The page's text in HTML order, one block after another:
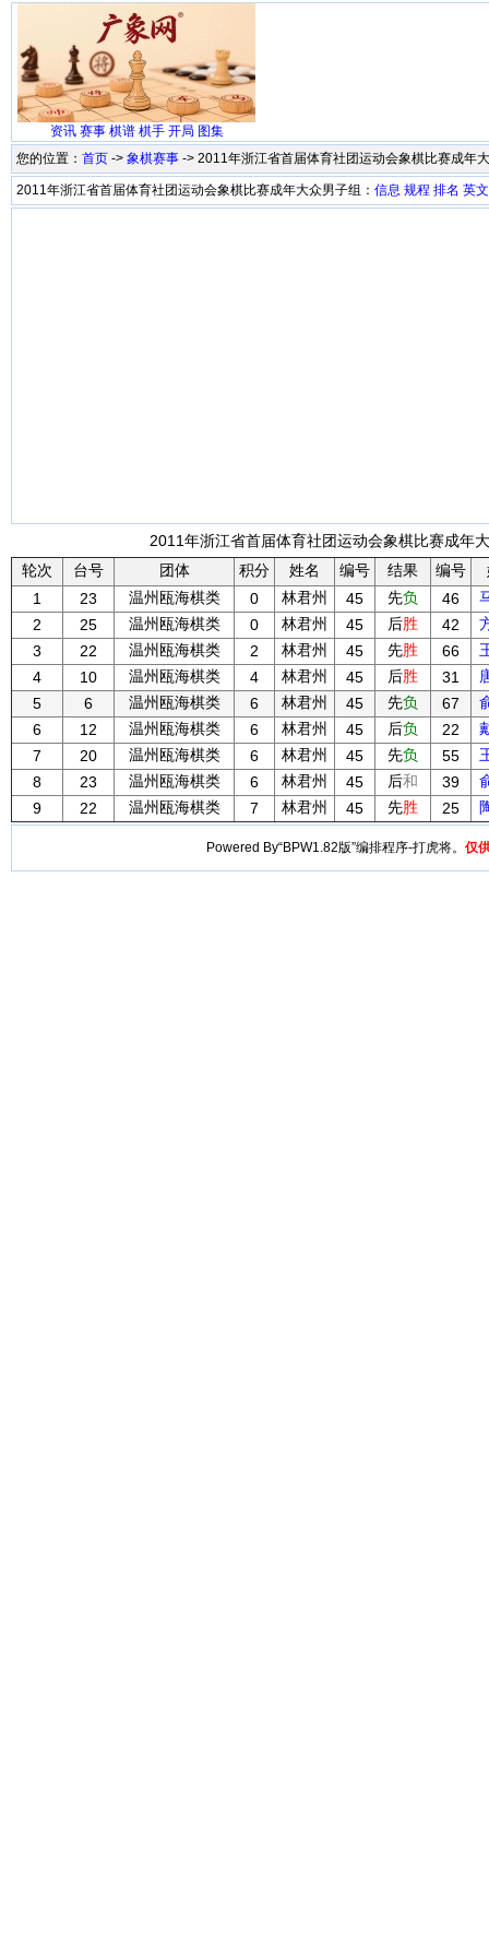
资讯 赛事 棋谱 棋手 开局 图集
您的位置： 首页 -> 象棋赛事 -> 2011年浙江省首届体育社团运动会象棋比赛成年
2011年浙江省首届体育社团运动会象棋比赛成年大众男子组： 信息 规程 排名 英文
2011年浙江省首届体育社团运动会象棋比赛成年
轮次
台号 团体 积分 姓名 编号 结果 编号
1
23 温州瓯海棋类 0 林君州 45 先负 46
2
25 温州瓯海棋类 0 林君州 45 后胜 42
3
22 温州瓯海棋类 2 林君州 45 先胜 66
4
10 温州瓯海棋类 4 林君州 45 后胜 31
5
6 温州瓯海棋类 6 林君州 45 先负 67
6
12 温州瓯海棋类 6 林君州 45 后负 22
7
20 温州瓯海棋类 6 林君州 45 先负 55
8
23 温州瓯海棋类 6 林君州 45 后和 39
9
22 温州瓯海棋类 7 林君州 45 先胜 25
Powered By“BPW1.82版”编排程序-打虎将。 仅